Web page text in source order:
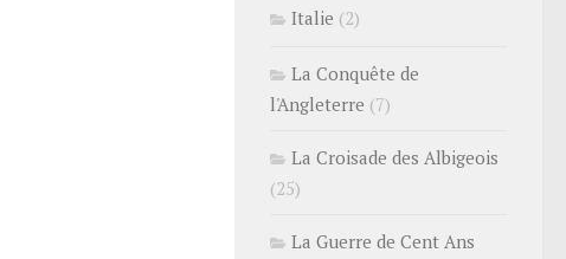
Italie (2)
La Conquête de
l'Angleterre (7)
La Croisade des Albigeois
(25)
La Guerre de Cent Ans